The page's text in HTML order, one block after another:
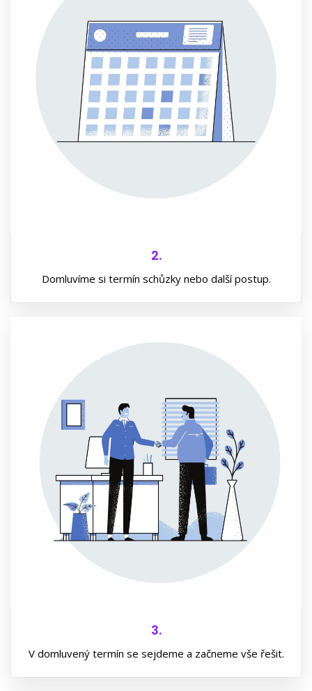
2.
Domluvíme si termín schůzky nebo další postup.
Pokud přijdete bez předchozí domluvy rovnou na
pobočku, pravděpodobně na vás nebudeme mít čas.
3.
V domluvený termín se sejdeme a začneme vše řešit.
Naše služby jsou pro vás zdarma, pouze sepíšeme
dohodu o spolupráci atd.